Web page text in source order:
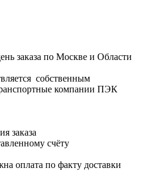
заказа по Москве и Области
собственным
компании ПЭК
заказа
счёту
оплата по факту доставки